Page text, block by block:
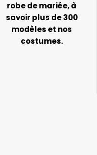
robe de mariée, à
savoir plus de 300
modèles et nos
costumes.